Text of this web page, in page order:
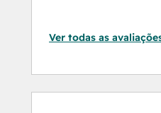
Ver todas as